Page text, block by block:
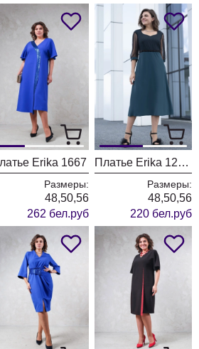
Erika 1667
Размеры:
48,50,56
262 бел.руб
Платье Erika 1285 черный + бирюза
Размеры:
48,50,56
220 бел.руб